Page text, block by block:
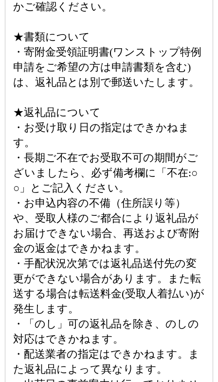
かご確認ください。
★書類について
・寄附金受領証明書(ワンストップ特例
申請をご希望の方は申請書類を含む)
は、返礼品とは別で郵送いたします。
★返礼品について
・お受け取り日の指定はできかねま
す。
・長期ご不在でお受取不可の期間がご
ざいましたら、必ず備考欄に「不在:○
○」とご記入ください。
・お申込内容の不備（住所誤り等）
や、受取人様のご都合により返礼品が
お届けできない場合、再送および寄附
金の返金はできかねます。
・手配状況次第では返礼品送付先の変
更ができない場合があります。また転
送する場合は転送料金(受取人着払い)が
発生します。
・「のし」可の返礼品を除き、のしの
対応はできかねます。
・配送業者の指定はできかねます。ま
た返礼品によって異なります。